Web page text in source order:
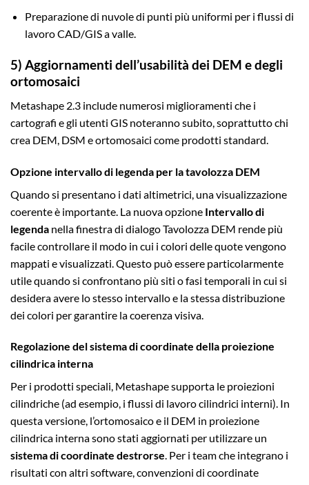
Preparazione di nuvole di punti più uniformi per i flussi di
lavoro CAD/GIS a valle.
5) Aggiornamenti dell’usabilità dei DEM e degli
ortomosaici
Metashape 2.3 include numerosi miglioramenti che i
cartografi e gli utenti GIS noteranno subito, soprattutto chi
crea DEM, DSM e ortomosaici come prodotti standard.
Opzione intervallo di legenda per la tavolozza DEM
Quando si presentano i dati altimetrici, una visualizzazione
coerente è importante. La nuova opzione Intervallo di
legenda nella finestra di dialogo Tavolozza DEM rende più
facile controllare il modo in cui i colori delle quote vengono
mappati e visualizzati. Questo può essere particolarmente
utile quando si confrontano più siti o fasi temporali in cui si
desidera avere lo stesso intervallo e la stessa distribuzione
dei colori per garantire la coerenza visiva.
Regolazione del sistema di coordinate della proiezione
cilindrica interna
Per i prodotti speciali, Metashape supporta le proiezioni
cilindriche (ad esempio, i flussi di lavoro cilindrici interni). In
questa versione, l’ortomosaico e il DEM in proiezione
cilindrica interna sono stati aggiornati per utilizzare un
sistema di coordinate destrorse. Per i team che integrano i
risultati con altri software, convenzioni di coordinate